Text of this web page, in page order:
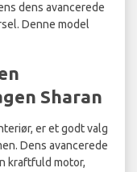
dens avancerede
Denne model
Sharan
er et godt valg
Dens avancerede
kraftfuld motor,